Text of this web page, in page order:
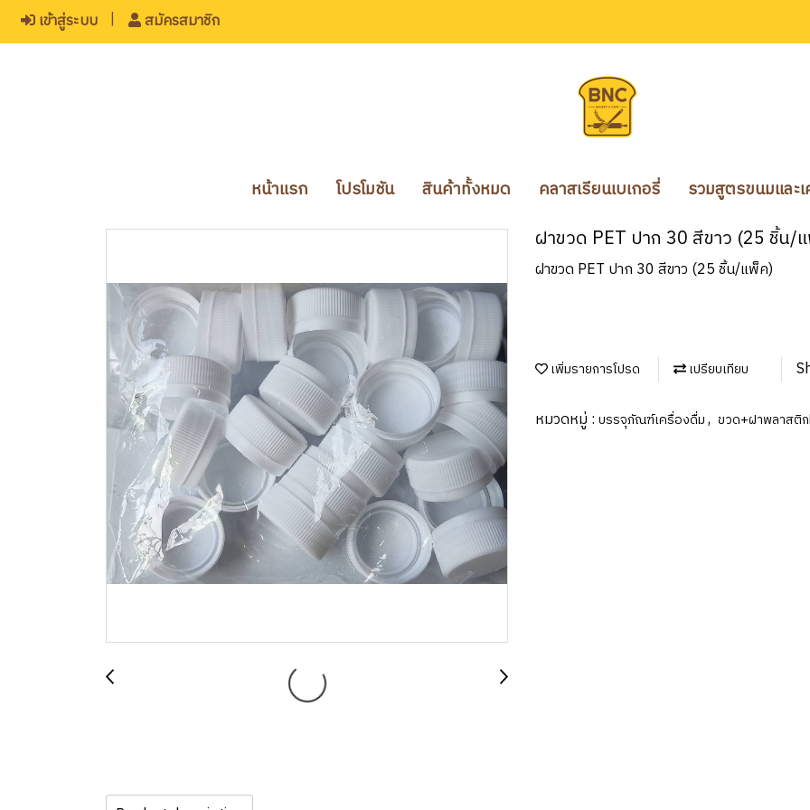
เข้าสู่ระบบ สมัครสมาชิก
หน้าแรก โปรโมชัน สินค้าทั้งหมด คลาสเรียนเบเกอรี่ รวมสูตรขนมและ
ฝาขวด PET ปาก 30 สีขาว (25 ชิ้น/
ฝาขวด PET ปาก 30 สีขาว (25 ชิ้น/แพ็ค)
เพิ่มรายการโปรด เปรียบเทียบ
หมวดหมู่ : บรรจุภัณฑ์เครื่องดื่ม, ขวด+ฝาพลาสติก